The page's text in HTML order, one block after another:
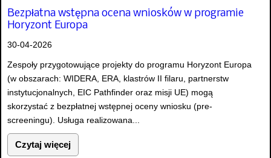
Bezpłatna wstępna ocena wniosków w programie
Horyzont Europa
30-04-2026
Zespoły przygotowujące projekty do programu Horyzont Europa
(w obszarach: WIDERA, ERA, klastrów II filaru, partnerstw
instytucjonalnych, EIC Pathfinder oraz misji UE) mogą
skorzystać z bezpłatnej wstępnej oceny wniosku (pre-
screeningu). Usługa realizowana...
Czytaj więcej